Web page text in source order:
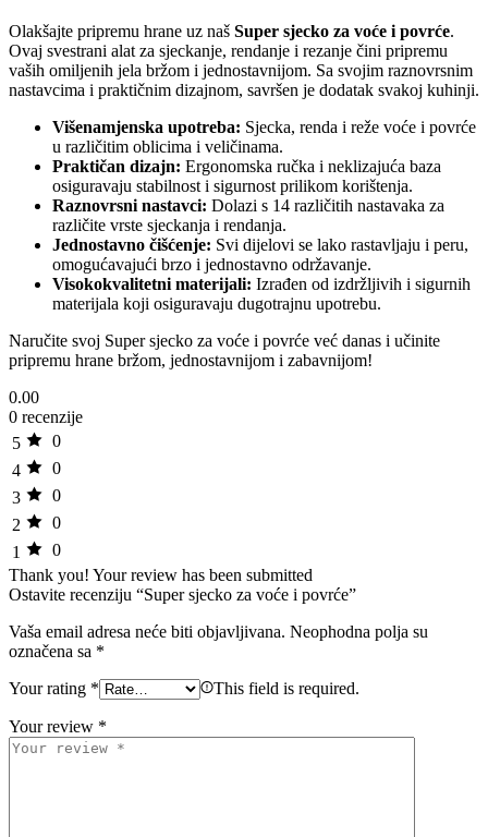
Olakšajte pripremu hrane uz naš Super sjecko za voće i povrće.
Ovaj svestrani alat za sjeckanje, rendanje i rezanje čini pripremu
vaših omiljenih jela bržom i jednostavnijom. Sa svojim raznovrsnim
nastavcima i praktičnim dizajnom, savršen je dodatak svakoj kuhinji.
Višenamjenska upotreba: Sjecka, renda i reže voće i povrće
u različitim oblicima i veličinama.
Praktičan dizajn: Ergonomska ručka i neklizajuća baza
osiguravaju stabilnost i sigurnost prilikom korištenja.
Raznovrsni nastavci: Dolazi s 14 različitih nastavaka za
različite vrste sjeckanja i rendanja.
Jednostavno čišćenje: Svi dijelovi se lako rastavljaju i peru,
omogućavajući brzo i jednostavno održavanje.
Visokokvalitetni materijali: Izrađen od izdržljivih i sigurnih
materijala koji osiguravaju dugotrajnu upotrebu.
Naručite svoj Super sjecko za voće i povrće već danas i učinite
pripremu hrane bržom, jednostavnijom i zabavnijom!
0.00
0 recenzije
5
0
4
0
3
0
2
0
1
0
Thank you! Your review has been submitted
Ostavite recenziju “Super sjecko za voće i povrće”
Vaša email adresa neće biti objavljivana. Neophodna polja su
označena sa *
Your rating * This field is required.
Your review *